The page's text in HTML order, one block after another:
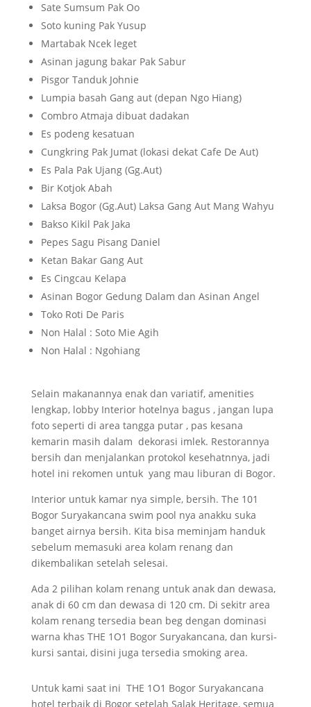
Sate Sumsum Pak Oo
Soto kuning Pak Yusup
Martabak Ncek leget
Asinan jagung bakar Pak Sabur
Pisgor Tanduk Johnie
Lumpia basah Gang aut (depan Ngo Hiang)
Combro Atmaja dibuat dadakan
Es podeng kesatuan
Cungkring Pak Jumat (lokasi dekat Cafe De Aut)
Es Pala Pak Ujang (Gg.Aut)
Bir Kotjok Abah
Laksa Bogor (Gg.Aut) Laksa Gang Aut Mang Wahyu
Bakso Kikil Pak Jaka
Pepes Sagu Pisang Daniel
Ketan Bakar Gang Aut
Es Cingcau Kelapa
Asinan Bogor Gedung Dalam dan Asinan Angel
Toko Roti De Paris
Non Halal : Soto Mie Agih
Non Halal : Ngohiang
Selain makanannya enak dan variatif, amenities
lengkap, lobby Interior hotelnya bagus , jangan lupa
foto seperti di area tangga putar , pas kesana
kemarin masih dalam dekorasi imlek. Restorannya
bersih dan menjalankan protokol kesehatnnya, jadi
hotel ini rekomen untuk yang mau liburan di Bogor.
Interior untuk kamar nya simple, bersih. The 101
Bogor Suryakancana swim pool nya anakku suka
banget airnya bersih. Kita bisa meminjam handuk
sebelum memasuki area kolam renang dan
dikembalikan setelah selesai.
Ada 2 pilihan kolam renang untuk anak dan dewasa,
anak di 60 cm dan dewasa di 120 cm. Di sekitr area
kolam renang tersedia bean beg dengan dominasi
warna khas THE 1O1 Bogor Suryakancana, dan kursi-
kursi santai, disini juga tersedia smoking area.
Untuk kami saat ini THE 1O1 Bogor Suryakancana
hotel terbaik di Bogor setelah Salak Heritage, semua